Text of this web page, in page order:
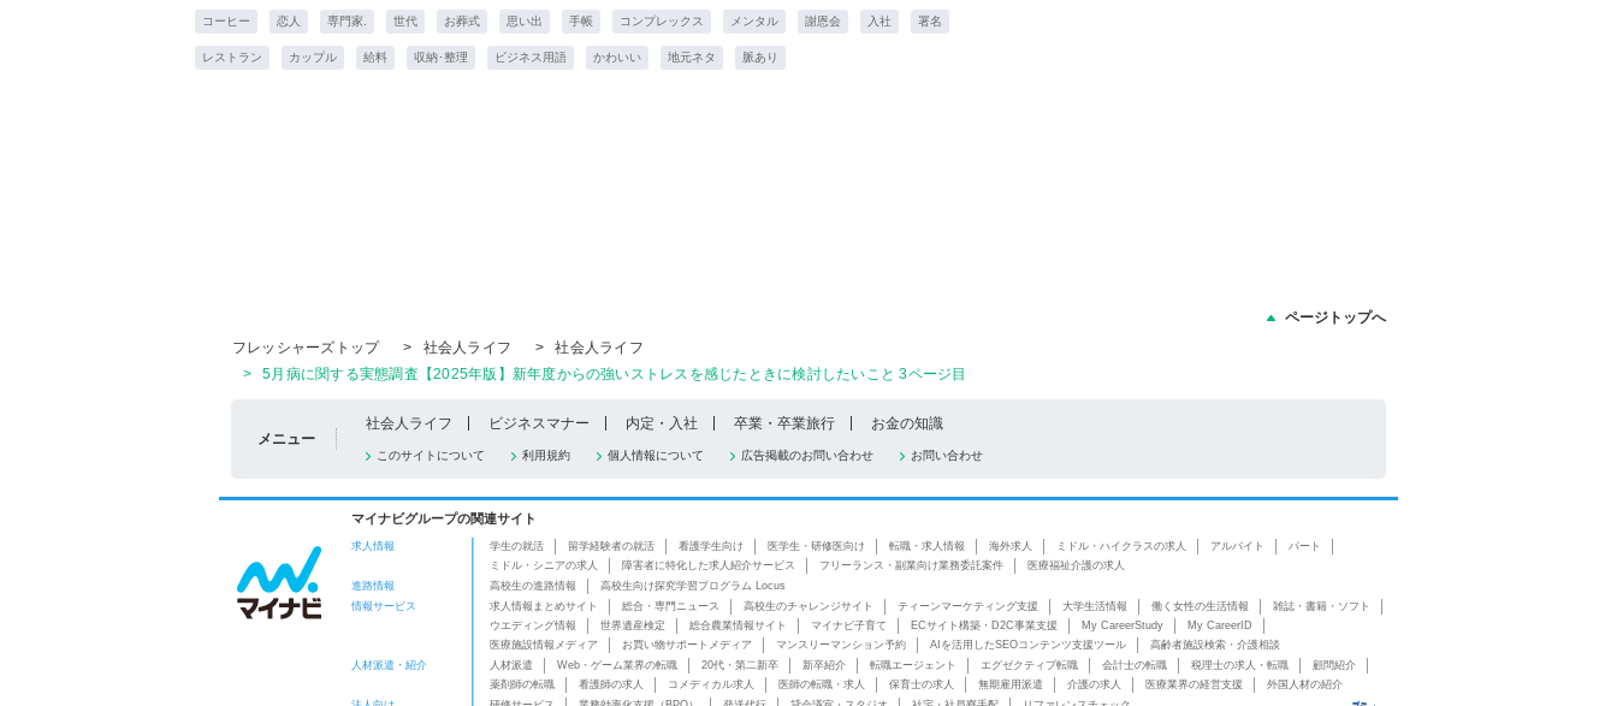
コーヒー 恋人 専門家. 世代 お葬式 思い出 手帳 コンプレックス メンタル 謝恩会 入社 署名
レストラン カップル 給料 収納･整理 ビジネス用語 かわいい 地元ネタ 脈あり
ページトップへ
フレッシャーズトップ
> 社会人ライフ >
社会人ライフ
>
5月病に関する実態調査【2025年版】新年度からの強いストレスを感じたときに検討したいこと 3ページ目
メニュー
社会人ライフ ビジネスマナー 内定・入社 卒業・卒業旅行 お金の知識
このサイトについて 利用規約 個人情報について 広告掲載のお問い合わせ お問い合わせ
マイナビグループの関連サイト
求人情報 学生の就活 留学経験者の就活 看護学生向け 医学生・研修医向け 転職・求人情報 海外求人 ミドル・ハイクラスの求人 アルバイト
パート
ミドル・シニアの求人
障害者に特化した求人紹介サービス フリーランス・副業向け業務委託案件
医療福祉介護の求人
進路情報
高校生の進路情報
高校生向け探究学習プログラム Locus
情報サービス
求人情報まとめサイト 総合・専門ニュース 高校生のチャレンジサイト ティーンマーケティング支援 大学生活情報 働く女性の生活情報
雑誌・書籍・ソフト
ウエディング情報
世界遺産検定 総合農業情報サイト マイナビ子育て ECサイト構築・D2C事業支援 My CareerStudy
My CareerID
医療施設情報メディア
お買い物サポートメディア マンスリーマンション予約 AIを活用したSEOコンテンツ支援ツール
高齢者施設検索・介護相談
人材派遣・紹介
人材派遣 Web・ゲーム業界の転職 20代・第二新卒 新卒紹介 転職エージェント エグゼクティブ転職 会計士の転職 税理士の求人・転職
顧問紹介
薬剤師の転職
看護師の求人 コメディカル求人 医師の転職・求人 保育士の求人 無期雇用派遣 介護の求人 医療業界の経営支援
外国人材の紹介